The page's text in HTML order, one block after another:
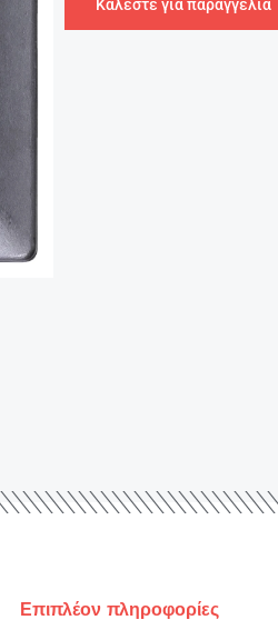
Καλέστε για παραγγελία
Επιπλέον πληροφορίες